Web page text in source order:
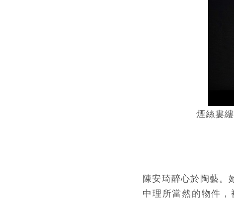
煙絲婁
陳安琦醉心於陶藝。
中理所當然的物件